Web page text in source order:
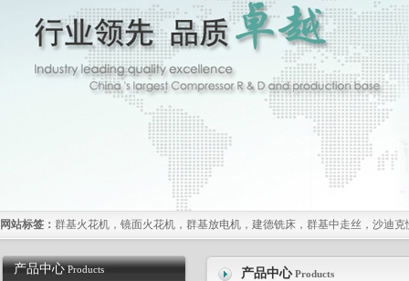
网站标签： 群基火花机，镜面火花机，群基放电机，建德铣床，群基中走丝，沙迪
产品中心 Products 产品中心 Products